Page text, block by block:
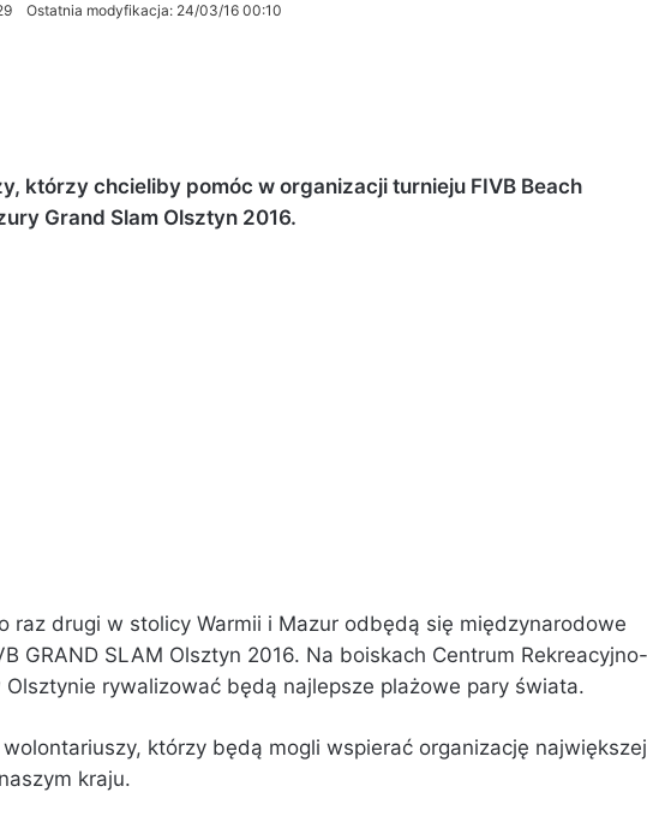
Ostatnia modyfikacja: 24/03/16 00:10
którzy chcieliby pomóc w organizacji turnieju FIVB Beach
Grand Slam Olsztyn 2016.
raz drugi w stolicy Warmii i Mazur odbędą się międzynarodowe
GRAND SLAM Olsztyn 2016. Na boiskach Centrum Rekreacyjno-
rywalizować będą najlepsze plażowe pary świata.
wolontariuszy, którzy będą mogli wspierać organizację największej
kraju.